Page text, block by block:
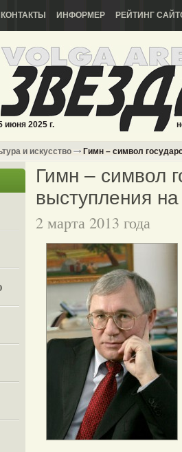
КОНТАКТЫ ИНФОРМЕР РЕЙТИНГ
июня 2025 г.
и искусство Гимн – символ
Гимн – символ
выступления
2 марта 2013 года